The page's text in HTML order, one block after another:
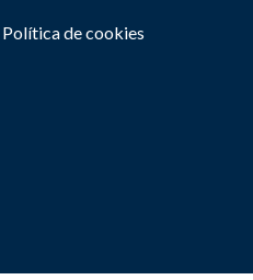
Política de cookies